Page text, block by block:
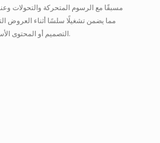
مسبقًا مع الرسوم المتحركة والتحولات
مما يضمن تشغيلًا سلسًا أثناء العروض
التصميم أو المحتوى الأساسي.